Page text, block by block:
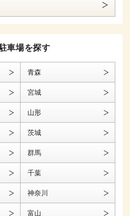
車場を探す
青森
宮城
山形
茨城
群馬
千葉
神奈川
富山